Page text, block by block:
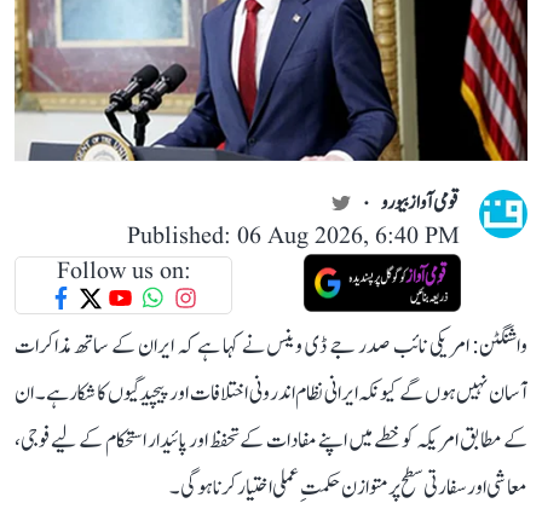
قومی آواز بیورو
Published: 06 Aug 2026, 6:40 PM
Follow us on:
واشنگٹن: امریکی نائب صدر جے ڈی وینس نے کہا ہے کہ ایران کے ساتھ مذاکرات
آسان نہیں ہوں گے کیونکہ ایرانی نظام اندرونی اختلافات اور پیچیدگیوں کا شکار ہے۔ ان
کے مطابق امریکہ کو خطے میں اپنے مفادات کے تحفظ اور پائیدار استحکام کے لیے فوجی،
معاشی اور سفارتی سطح پر متوازن حکمتِ عملی اختیار کرنا ہوگی۔